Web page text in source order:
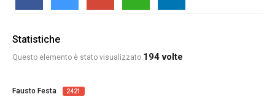
Statistiche
Questo elemento è stato visualizzato 194 volte
Fausto Festa 2421